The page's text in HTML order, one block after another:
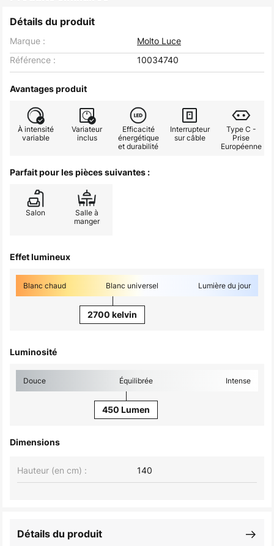
Détails du produit
Marque :
Molto Luce
Référence :
10034740
Avantages produit
À intensité
variable
Variateur
inclus
Efficacité
énergétique
et durabilité
Interrupteur
sur câble
Type C -
Prise
Européenne
Parfait pour les pièces suivantes :
Salon
Salle à
manger
Effet lumineux
Blanc chaud Blanc universel Lumière du jour
2700 kelvin
Luminosité
Douce Équilibrée Intense
450 Lumen
Dimensions
Hauteur (en cm) : 140
Détails du produit